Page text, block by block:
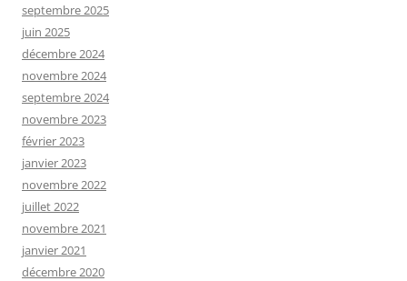
septembre 2025
juin 2025
décembre 2024
novembre 2024
septembre 2024
novembre 2023
février 2023
janvier 2023
novembre 2022
juillet 2022
novembre 2021
janvier 2021
décembre 2020